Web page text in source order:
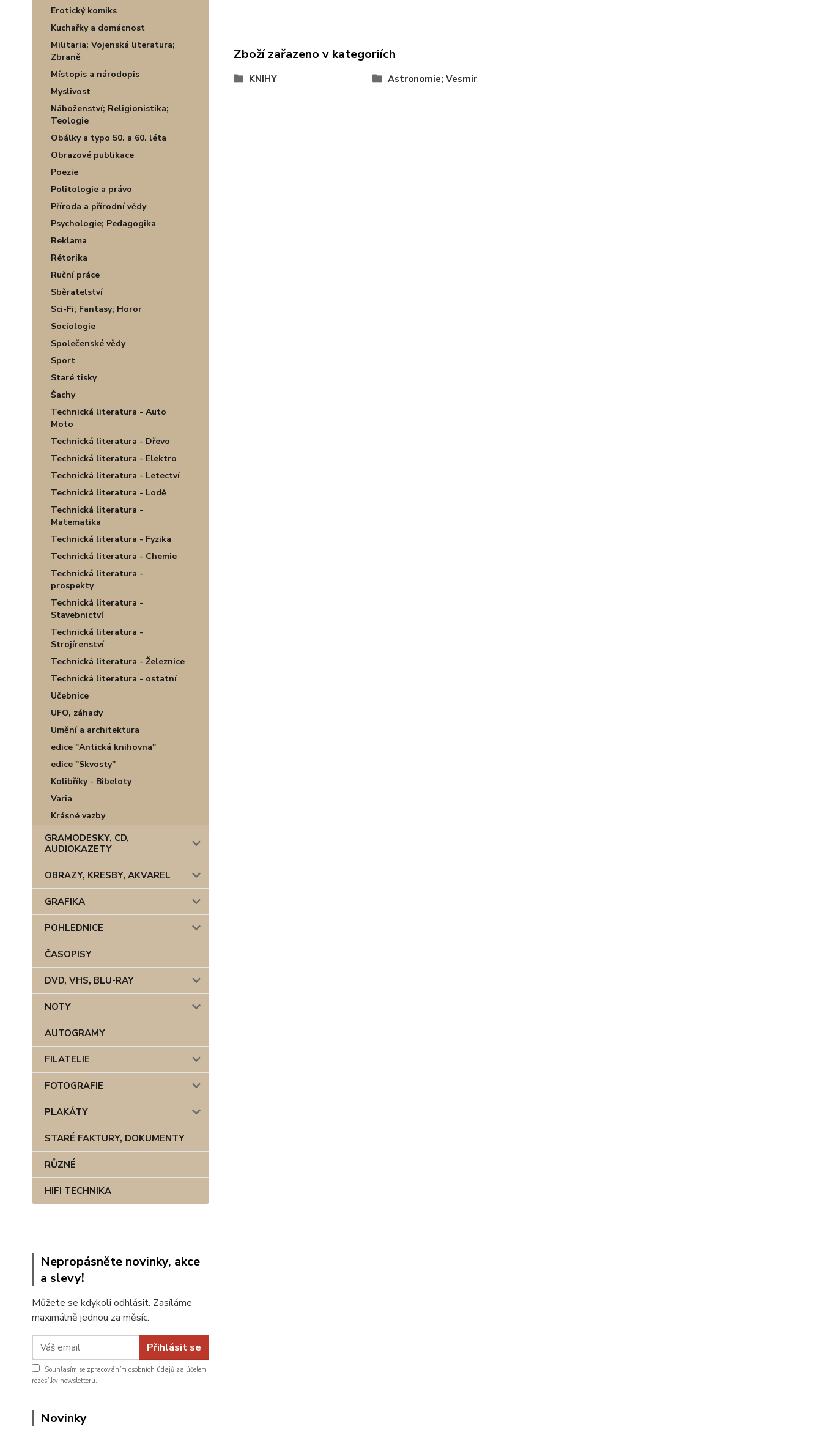
Erotický komiks
Kuchařky a domácnost
Militaria; Vojenská literatura;
Zbraně
Místopis a národopis
Myslivost
Náboženství; Religionistika;
Teologie
Obálky a typo 50. a 60. léta
Obrazové publikace
Poezie
Politologie a právo
Příroda a přírodní vědy
Psychologie; Pedagogika
Reklama
Rétorika
Ruční práce
Sběratelství
Sci-Fi; Fantasy; Horor
Sociologie
Společenské vědy
Sport
Staré tisky
Šachy
Technická literatura - Auto
Moto
Technická literatura - Dřevo
Technická literatura - Elektro
Technická literatura - Letectví
Technická literatura - Lodě
Technická literatura -
Matematika
Technická literatura - Fyzika
Technická literatura - Chemie
Technická literatura -
prospekty
Technická literatura -
Stavebnictví
Technická literatura -
Strojírenství
Technická literatura - Železnice
Technická literatura - ostatní
Učebnice
UFO, záhady
Umění a architektura
edice "Antická knihovna"
edice "Skvosty"
Kolibříky - Bibeloty
Varia
Krásné vazby
GRAMODESKY, CD,
AUDIOKAZETY
OBRAZY, KRESBY, AKVAREL
GRAFIKA
POHLEDNICE
ČASOPISY
DVD, VHS, BLU-RAY
NOTY
AUTOGRAMY
FILATELIE
FOTOGRAFIE
PLAKÁTY
STARÉ FAKTURY, DOKUMENTY
RŮZNÉ
HIFI TECHNIKA
Nepropásněte novinky, akce
a slevy!
Můžete se kdykoli odhlásit. Zasíláme
maximálně jednou za měsíc.
Přihlásit se
Souhlasím se zpracováním osobních údajů za účelem
rozesílky newsletteru.
Novinky
Zboží zařazeno v kategoriích
KNIHY Astronomie; Vesmír